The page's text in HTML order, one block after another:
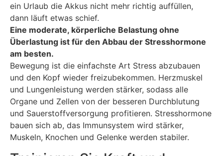
ein Urlaub die Akkus nicht mehr richtig auffüllen,
dann läuft etwas schief.
Eine moderate, körperliche Belastung ohne
Überlastung ist für den Abbau der Stresshormone
am besten.
Bewegung ist die einfachste Art Stress abzubauen
und den Kopf wieder freizubekommen. Herzmuskel
und Lungenleistung werden stärker, sodass alle
Organe und Zellen von der besseren Durchblutung
und Sauerstoffversorgung profitieren. Stresshormone
bauen sich ab, das Immunsystem wird stärker,
Muskeln, Knochen und Gelenke werden stabiler.